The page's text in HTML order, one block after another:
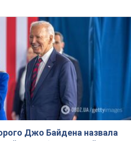
Джо Байдена назвала
сигналізував про його
належної уваги
у Карпатах
чому ведучу
комунікацію в
крапки над "і"